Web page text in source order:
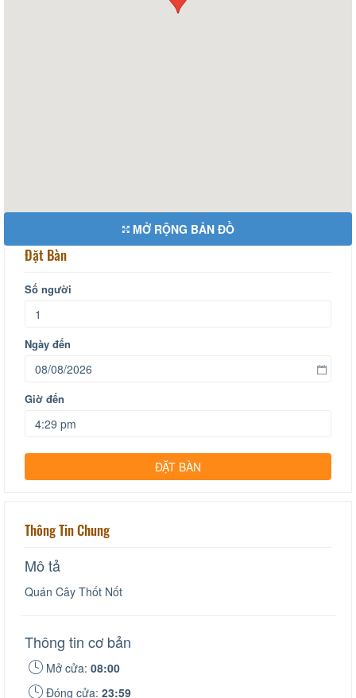
MỞ RỘNG BẢN ĐỒ
Đặt Bàn
Số người
Ngày đến
Giờ đến
Thông Tin Chung
Mô tả
Quán Cây Thốt Nốt
Thông tin cơ bản
Mở cửa: 08:00
Đóng cửa: 23:59